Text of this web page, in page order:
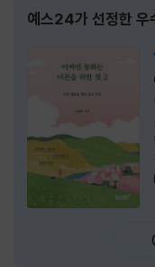
예스24가 선정한 우